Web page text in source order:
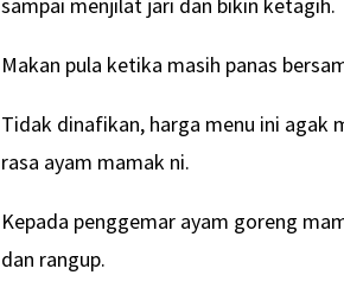
Makan pula ketika masih panas
Tidak dinafikan, harga menu ini agak
rasa ayam mamak ni.
Kepada penggemar ayam goreng
dan rangup.